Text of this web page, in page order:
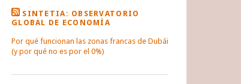
SINTETIA: OBSERVATORIO
GLOBAL DE ECONOMÍA
Por qué funcionan las zonas francas de Dubái
(y por qué no es por el 0%)